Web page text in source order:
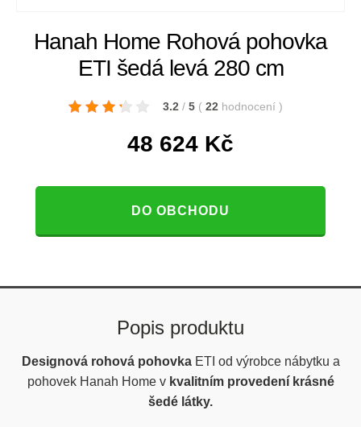
Hanah Home Rohová pohovka
ETI šedá levá 280 cm
3.2 / 5 ( 22 hodnocení )
48 624 Kč
DO OBCHODU
Popis produktu
Designová rohová pohovkaETI od výrobce nábytku a
pohovek Hanah Home v kvalitním provedení krásné
šedé látky.